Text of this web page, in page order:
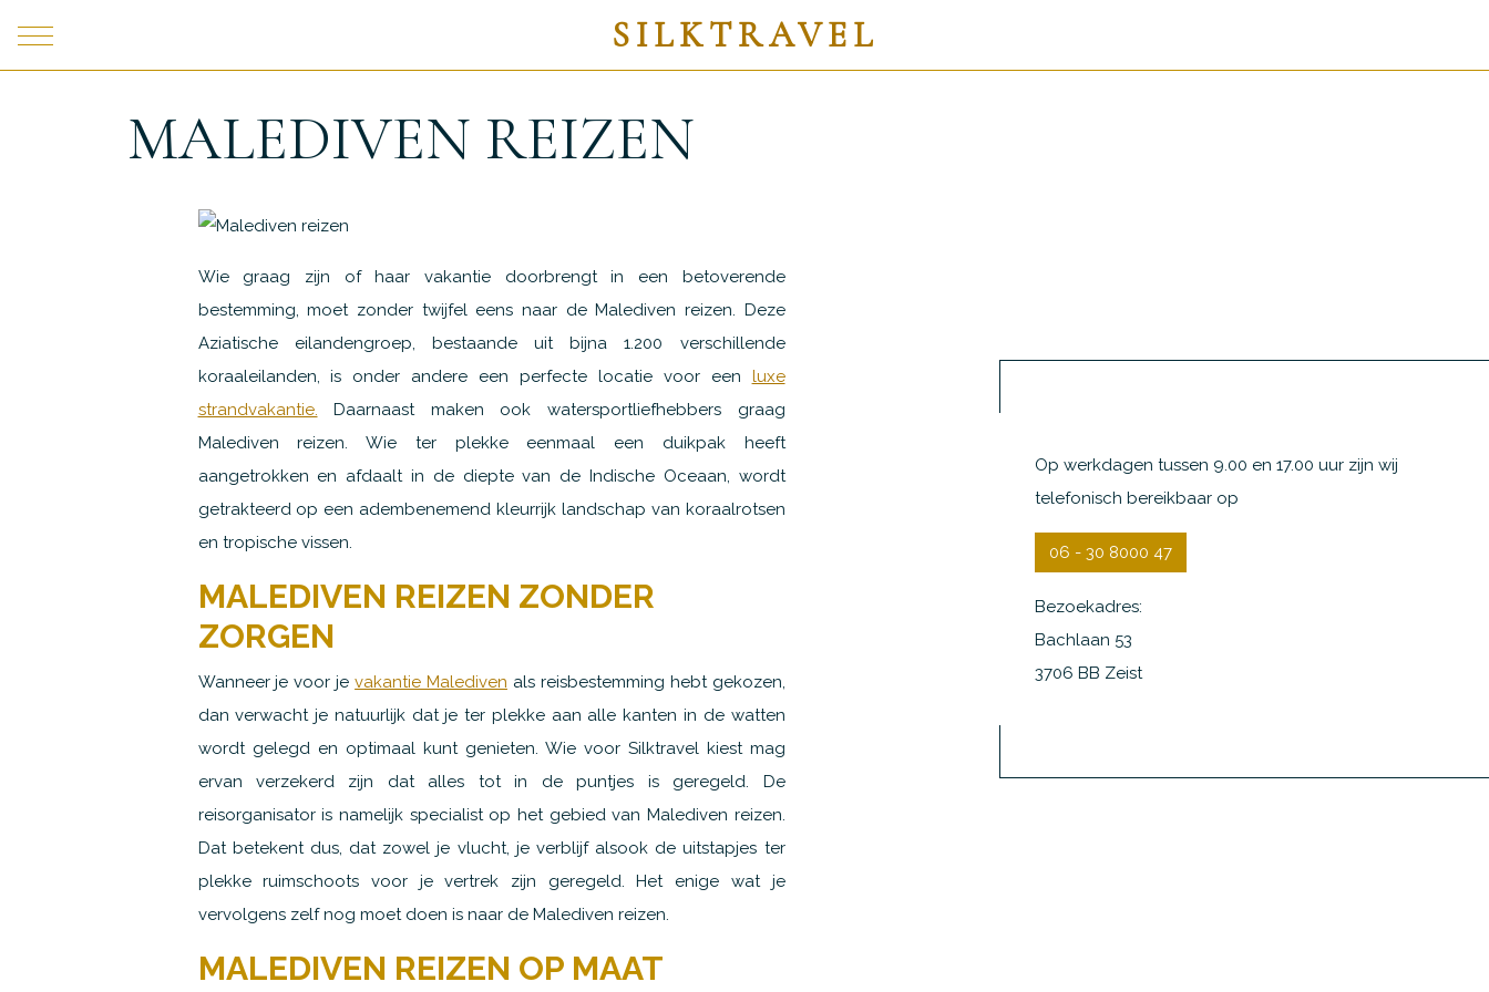
SILKTRAVEL
MALEDIVEN REIZEN
Wie graag zijn of haar vakantie doorbrengt in een betoverende
bestemming, moet zonder twijfel eens naar de Malediven reizen. Deze
Aziatische eilandengroep, bestaande uit bijna 1.200 verschillende
koraaleilanden, is onder andere een perfecte locatie voor een
luxe
strandvakantie.
Daarnaast maken ook watersportliefhebbers graag
Malediven reizen. Wie ter plekke eenmaal een duikpak heeft
aangetrokken en afdaalt in de diepte van de Indische Oceaan, wordt
getrakteerd op een adembenemend kleurrijk landschap van koraalrotsen
en tropische vissen.
MALEDIVEN REIZEN ZONDER
ZORGEN
Wanneer je voor je vakantie Malediven als reisbestemming hebt gekozen,
dan verwacht je natuurlijk dat je ter plekke aan alle kanten in de watten
wordt gelegd en optimaal kunt genieten. Wie voor Silktravel kiest mag
ervan verzekerd zijn dat alles tot in de puntjes is geregeld. De
reisorganisator is namelijk specialist op het gebied van Malediven reizen.
Dat betekent dus, dat zowel je vlucht, je verblijf alsook de uitstapjes ter
plekke ruimschoots voor je vertrek zijn geregeld. Het enige wat je
vervolgens zelf nog moet doen is naar de Malediven reizen.
MALEDIVEN REIZEN OP MAAT
Op werkdagen tussen 9.00 en 17.00 uur zijn wij
telefonisch bereikbaar op
06 - 30 8000 47
Bezoekadres:
Bachlaan 53
3706 BB Zeist